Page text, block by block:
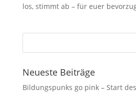
los, stimmt ab – für euer
Neueste Beiträge
Bildungspunks go pink – Start